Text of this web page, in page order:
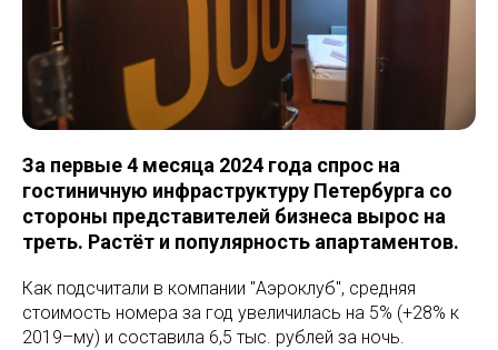
За первые 4 месяца 2024 года спрос на
гостиничную инфраструктуру Петербурга со
стороны представителей бизнеса вырос на
треть. Растёт и популярность апартаментов.
Как подсчитали в компании "Аэроклуб", средняя
стоимость номера за год увеличилась на 5% (+28% к
2019–му) и составила 6,5 тыс. рублей за ночь.